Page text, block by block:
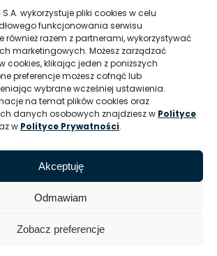
wykorzystuje pliki cookies w celu
funkcjonowania serwisu
również razem z partnerami, wykorzystywać
marketingowych. Możesz zarządzać
cookies, klikając jeden z poniższych
preferencje możesz cofnąć lub
wybrane wcześniej ustawienia.
na temat plików cookies oraz
danych osobowych znajdziesz w Polityce
w Polityce Prywatności.
Akceptuję
Odmawiam
Zobacz preferencje
00214
pl
z serwisu / Nota prawna